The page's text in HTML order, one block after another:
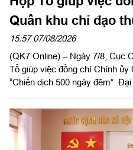
Quân khu chỉ đạo
500 ngày đêm
15:57 07/08/2026
(QK7 Online) – Ngày 7/8, Cục
Tổ giúp việc đồng chí Chính
“Chiến dịch 500 ngày đêm”.